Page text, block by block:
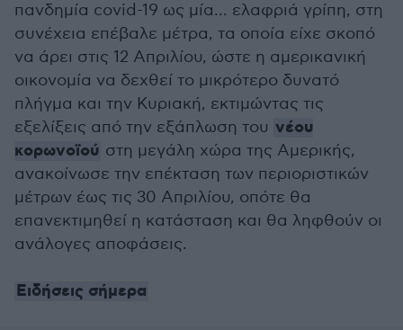
πανδημία covid-19 ως μία... ελαφριά γρίπη, στη
συνέχεια επέβαλε μέτρα, τα οποία είχε σκοπό
να άρει στις 12 Απριλίου, ώστε η αμερικανική
οικονομία να δεχθεί το μικρότερο δυνατό
πλήγμα και την Κυριακή, εκτιμώντας τις
εξελίξεις από την εξάπλωση του νέου
κορωνοϊού στη μεγάλη χώρα της Αμερικής,
ανακοίνωσε την επέκταση των περιοριστικών
μέτρων έως τις 30 Απριλίου, οπότε θα
επανεκτιμηθεί η κατάσταση και θα ληφθούν οι
ανάλογες αποφάσεις.
Ειδήσεις σήμερα